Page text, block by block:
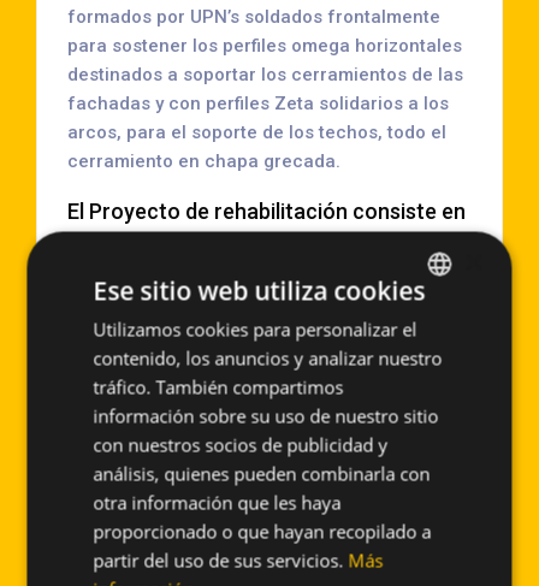
formados por UPN’s soldados frontalmente
para sostener los perfiles omega horizontales
destinados a soportar los cerramientos de las
fachadas y con perfiles Zeta solidarios a los
arcos, para el soporte de los techos, todo el
cerramiento en chapa grecada.
El Proyecto de rehabilitación consiste en
cambiar la apariencia de la nave de forma
radical, para ello se ha reforzado las
estructura metálica horizontal interior
con pilares consecutivos utilizando la
misma sección del perfil existente para
que puedan soportar la carga vertical del
aplacado cerámico del nuevo diseño, en
la parte superior se elimina la doble
pendiente para hacer un aplacado
completamente rectangular de la
SPANISH
ENGLISH
Ese sitio web utiliza cookies
Utilizamos cookies para personalizar el
contenido, los anuncios y analizar nuestro
tráfico. También compartimos
información sobre su uso de nuestro sitio
con nuestros socios de publicidad y
análisis, quienes pueden combinarla con
otra información que les haya
proporcionado o que hayan recopilado a
partir del uso de sus servicios. Más